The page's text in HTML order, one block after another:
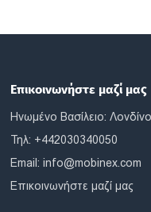
Επικοινωνήστε μαζί μας
Ηνωμένο Βασίλειο: Λονδίνο
Τηλ: +442030340050
Email:info@mobinex.com
Επικοινωνήστε μαζί μας